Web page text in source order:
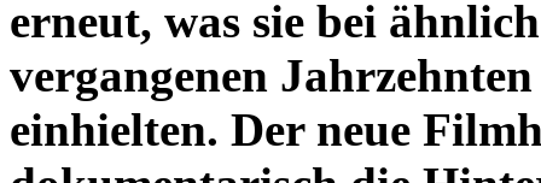
erneut, was sie bei
vergangenen
einhielten. Der neue